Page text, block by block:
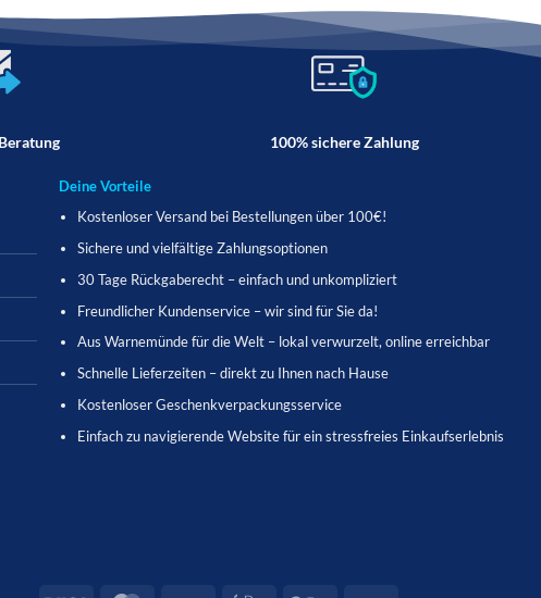
100% sichere Zahlung
Deine Vorteile
Kostenloser Versand bei Bestellungen über 100€!
Sichere und vielfältige Zahlungsoptionen
30 Tage Rückgaberecht – einfach und unkompliziert
Freundlicher Kundenservice – wir sind für Sie da!
Aus Warnemünde für die Welt – lokal verwurzelt, online erreichbar
Schnelle Lieferzeiten – direkt zu Ihnen nach Hause
Kostenloser Geschenkverpackungsservice
Einfach zu navigierende Website für ein stressfreies Einkaufserlebnis